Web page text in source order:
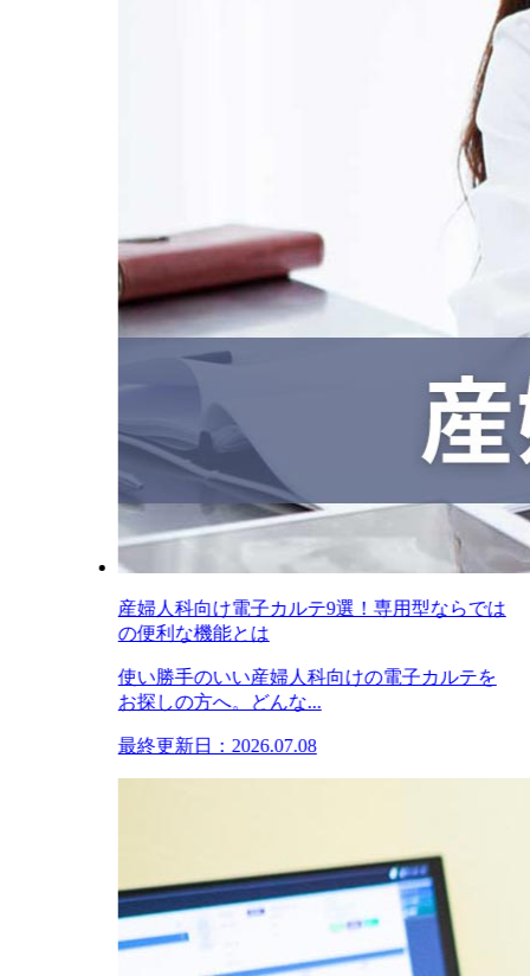
産婦人科向け電子カルテ9選！専用型ならでは
の便利な機能とは
使い勝手のいい産婦人科向けの電子カルテを
お探しの方へ。どんな...
最終更新日：2026.07.08